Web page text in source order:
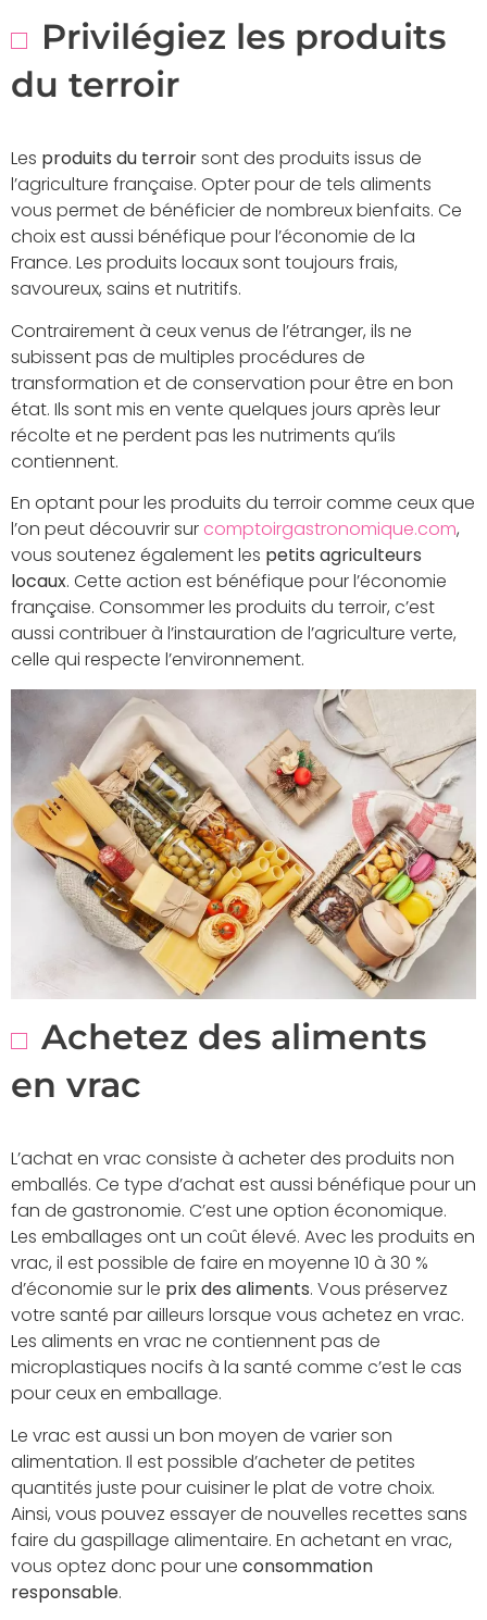
Privilégiez les produits
du terroir
Les produits du terroirsont des produits issus de
l’agriculture française. Opter pour de tels aliments
vous permet de bénéficier de nombreux bienfaits. Ce
choix est aussi bénéfique pour l’économie de la
France. Les produits locaux sont toujours frais,
savoureux, sains et nutritifs.
Contrairement à ceux venus de l’étranger, ils ne
subissent pas de multiples procédures de
transformation et de conservation pour être en bon
état. Ils sont mis en vente quelques jours après leur
récolte et ne perdent pas les nutriments qu’ils
contiennent.
En optant pour les produits du terroir comme ceux que
l’on peut découvrir sur comptoirgastronomique.com,
vous soutenez également les petits agriculteurs
locaux. Cette action est bénéfique pour l’économie
française. Consommer les produits du terroir, c’est
aussi contribuer à l’instauration de l’agriculture verte,
celle qui respecte l’environnement.
Achetez des aliments
en vrac
L’achat en vrac consiste à acheter des produits non
emballés. Ce type d’achat est aussi bénéfique pour un
fan de gastronomie. C’est une option économique.
Les emballages ont un coût élevé. Avec les produits en
vrac, il est possible de faire en moyenne 10 à 30 %
d’économie sur le prix des aliments. Vous préservez
votre santé par ailleurs lorsque vous achetez en vrac.
Les aliments en vrac ne contiennent pas de
microplastiques nocifs à la santé comme c’est le cas
pour ceux en emballage.
Le vrac est aussi un bon moyen de varier son
alimentation. Il est possible d’acheter de petites
quantités juste pour cuisiner le plat de votre choix.
Ainsi, vous pouvez essayer de nouvelles recettes sans
faire du gaspillage alimentaire. En achetant en vrac,
vous optez donc pour une consommation
responsable.